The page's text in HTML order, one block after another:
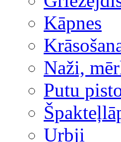
Kāpnes
Naži,
Putu
Urbji